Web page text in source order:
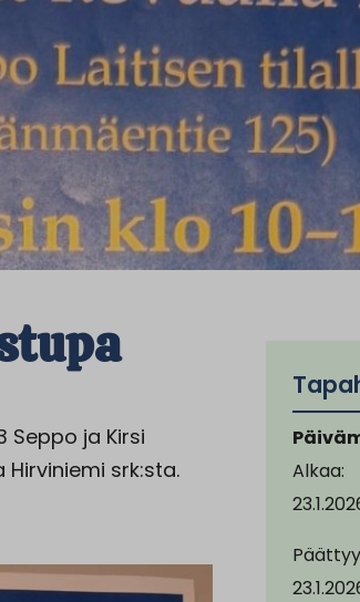
Seppo ja Kirsi
Hirviniemi srk:sta.
Alkaa: